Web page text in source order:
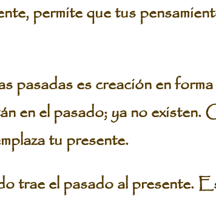
permite que tus
pasadas es creación en
en el pasado; ya no existen.
tu presente.
trae el pasado al presente.